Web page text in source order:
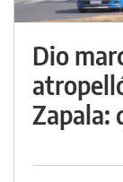
Dio
Zapala: